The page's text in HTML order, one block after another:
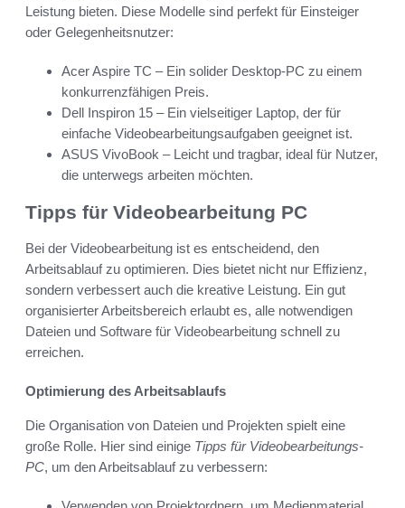
Leistung bieten. Diese Modelle sind perfekt für Einsteiger
oder Gelegenheitsnutzer:
Acer Aspire TC – Ein solider Desktop-PC zu einem
konkurrenzfähigen Preis.
Dell Inspiron 15 – Ein vielseitiger Laptop, der für
einfache Videobearbeitungsaufgaben geeignet ist.
ASUS VivoBook – Leicht und tragbar, ideal für Nutzer,
die unterwegs arbeiten möchten.
Tipps für Videobearbeitung PC
Bei der Videobearbeitung ist es entscheidend, den
Arbeitsablauf zu optimieren. Dies bietet nicht nur Effizienz,
sondern verbessert auch die kreative Leistung. Ein gut
organisierter Arbeitsbereich erlaubt es, alle notwendigen
Dateien und Software für Videobearbeitung schnell zu
erreichen.
Optimierung des Arbeitsablaufs
Die Organisation von Dateien und Projekten spielt eine
große Rolle. Hier sind einige Tipps für Videobearbeitungs-
PC, um den Arbeitsablauf zu verbessern: